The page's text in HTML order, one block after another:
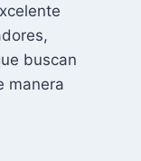
buscan
manera